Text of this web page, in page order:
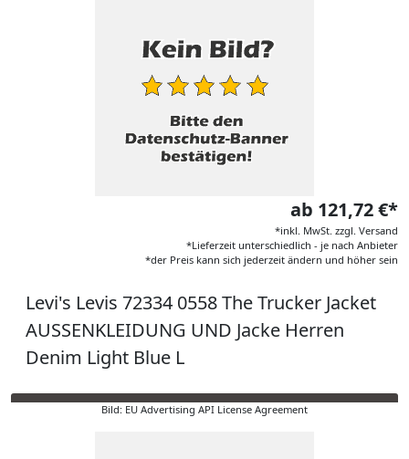
ab 121,72 €*
*inkl. MwSt. zzgl. Versand
*Lieferzeit unterschiedlich - je nach Anbieter
*der Preis kann sich jederzeit ändern und höher sein
Levi's Levis 72334 0558 The Trucker Jacket
AUSSENKLEIDUNG UND Jacke Herren
Denim Light Blue L
Bild: EU Advertising API License Agreement